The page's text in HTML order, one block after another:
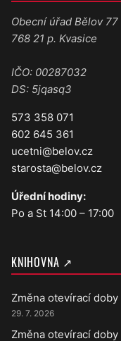
Obecní úřad Bělov 77
768 21 p. Kvasice
IČO: 00287032
DS: 5jqasq3
573 358 071
602 645 361
ucetni@belov.cz
starosta@belov.cz
Úřední hodiny:
Po a St 14:00 – 17:00
KNIHOVNA ↗
Změna otevírací doby
29. 7. 2026
Změna otevírací